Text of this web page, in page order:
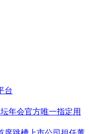
台
年会官方唯一指定用